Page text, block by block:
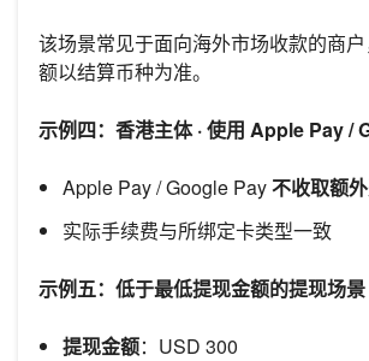
该场景常见于面向海外市场收款的商
额以结算币种为准。
示例四：香港主体 · 使用 Apple Pay /
Apple Pay / Google Pay不收取额
实际手续费与所绑定卡类型一致
示例五：低于最低提现金额的提现场景
提现金额：USD 300